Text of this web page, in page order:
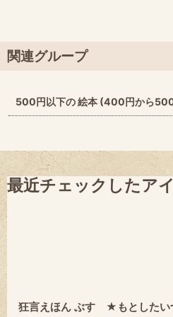
関連グループ
500円以下の 絵本 (400円から
最近チェックしたア
狂言えほん ぶす ★もとした